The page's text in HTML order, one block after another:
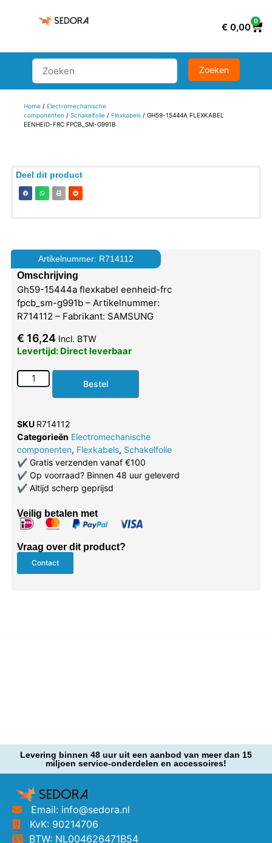
€ 0,00
0
Home/ Electromechanische
componenten / Schakelfolie/ Flexkabels/ GH59-15444A FLEXKABEL
EENHEID-FRC FPCB_SM-G991B
Deel dit product
Artikelnummer: R714112
Omschrijving
Gh59-15444a flexkabel eenheid-frc
fpcb_sm-g991b – Artikelnummer:
R714112 – Fabrikant: SAMSUNG
€ 16,24 Incl. BTW
Levertijd: Direct leverbaar
Bestel
SKU R714112
Categorieën Electromechanische
componenten, Flexkabels, Schakelfolie
✔Gratis verzenden vanaf €100
✔Op voorraad? Binnen 48 uur geleverd
✔Altijd scherp geprijsd
Veilig betalen met
Vraag over dit product?
Contact
Levering binnen 48 uur uit een aanbod van meer dan 15
miljoen service-onderdelen en accessoires!
Email: info@sedora.nl
KvK: 90214706
BTW: NL004626471B54